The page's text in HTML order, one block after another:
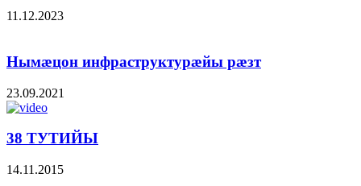
11.12.2023
Нымæцон инфраструктурæйы рæзт
23.09.2021
38 ТУТИЙЫ
14.11.2015